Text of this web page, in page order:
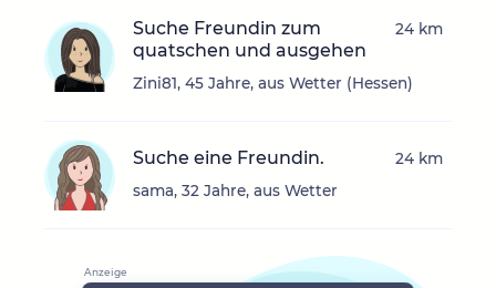
Suche Freundin zum
quatschen und ausgehen
Zini81, 45 Jahre, aus Wetter (Hessen)
24 km
Suche eine Freundin.
sama, 32 Jahre, aus Wetter
24 km